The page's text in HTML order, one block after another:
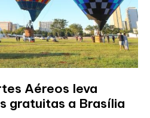
Aéreos leva
gratuitas a Brasília